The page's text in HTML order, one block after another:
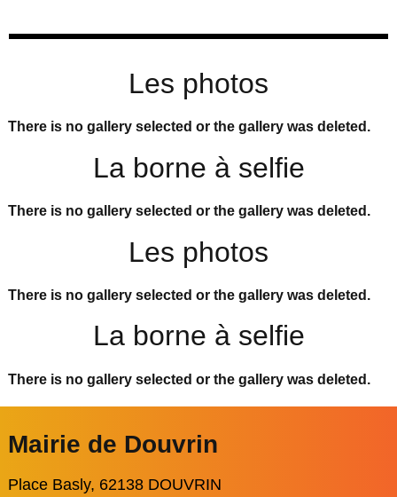
Les photos
There is no gallery selected or the gallery was deleted.
La borne à selfie
There is no gallery selected or the gallery was deleted.
Les photos
There is no gallery selected or the gallery was deleted.
La borne à selfie
There is no gallery selected or the gallery was deleted.
Mairie de Douvrin
Place Basly, 62138 DOUVRIN